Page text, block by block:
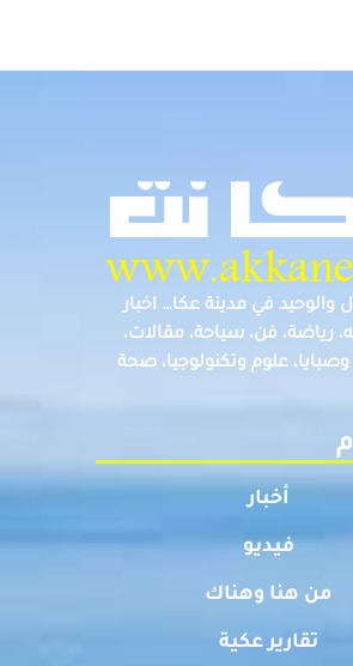
والوحيد في مدينة عكا… اخبار
رياضة، فن، سياحة، مقالات،
علوم وتكنولوجيا، صحة
أخبار
فيديو
من هنا وهناك
تقارير عكية